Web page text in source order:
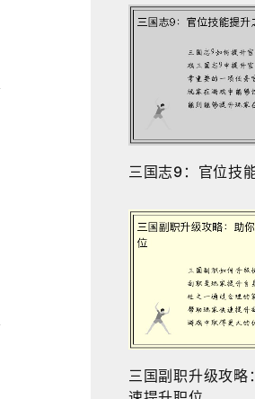
三国志9：官位技
三国副职升级攻略